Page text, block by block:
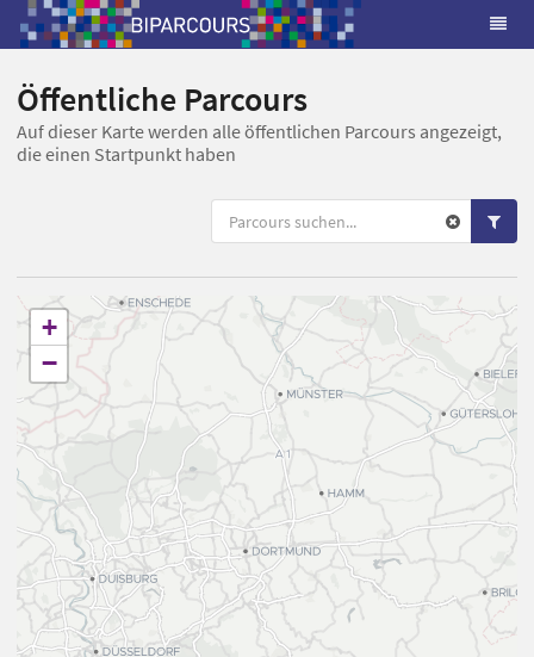
Öffentliche Parcours
Auf dieser Karte werden alle öffentlichen Parcours angezeigt,
die einen Startpunkt haben
+
−